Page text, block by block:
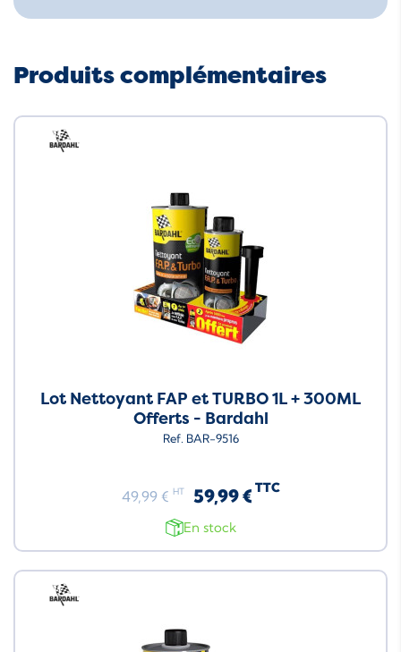
Produits complémentaires
Neuf
Lot Nettoyant FAP et TURBO 1L + 300ML
Offerts - Bardahl
Ref. BAR-9516
49,99 € HT 59,99 € TTC
En stock
Neuf